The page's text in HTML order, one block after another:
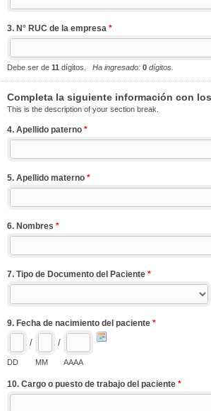
3. N° RUC de la empresa *
Debe ser de 11 dígitos. Ha ingresado: 0 dígitos.
Completa la siguiente información con
This is the description of your section break.
4. Apellido paterno *
5. Apellido materno *
6. Nombres *
7. Tipo de Documento del Paciente *
9. Fecha de nacimiento del paciente *
/
DD
/
MM AAAA
10. Cargo o puesto de trabajo del paciente *